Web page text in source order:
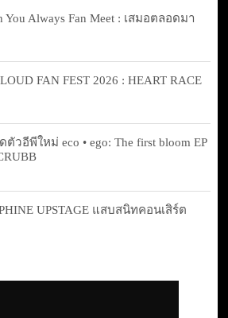
You Always Fan Meet : เสมอตลอดมา
FAN FEST 2026 : HEART RACE
ตัวอีพีใหม่ eco • ego: The first bloom EP
UPSTAGE แสบสนิทคอนเสิร์ต